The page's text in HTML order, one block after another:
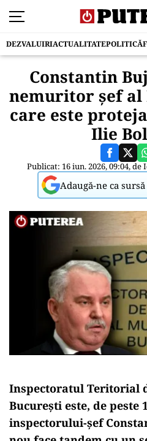
DEZVALUIRIACTUALITATEPOLITICĂ
Constantin
nemuritor șef al
care este
Ilie
Publicat: 16 iun. 2026, 09:04, de
Adaugă-ne ca
Inspectoratul Teritorial
București este, de peste
inspectorului-șef